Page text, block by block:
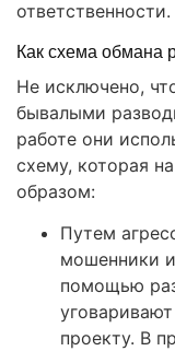
ответственности.
Как схема обмана
Не исключено,
бывалыми
работе они
схему, которая
образом:
Путем
мошенники
помощью
проекту. В